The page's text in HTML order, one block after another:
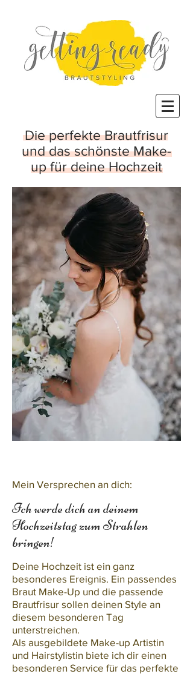
Mein Versprechen an dich:
Ich werde dich an deinem
Hochzeitstag zum Strahlen
bringen!
​Deine Hochzeit ist ein ganz
besonderes Ereignis. Ein passendes
Braut Make-Up und die passende
Brautfrisur sollen deinen Style an
diesem besonderen Tag
unterstreichen.
Als ausgebildete Make-up Artistin
und Hairstylistin biete ich dir einen
besonderen Service für das perfekte
Die perfekte Brautfrisur
und das schönste Make-
up für deine Hochzeit